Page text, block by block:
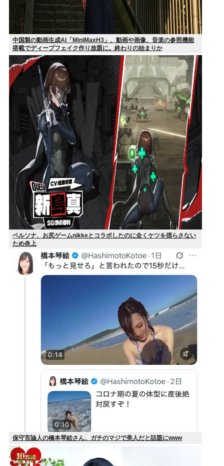
中国製の動画生成AI「MiniMaxH3」、動画や画像、音楽の参照機能
搭載でディープフェイク作り放題に。終わりの始まりか
ペルソナ、お尻ゲームnikkeとコラボしたのに全くケツを揺らさない
ため炎上
保守言論人の橋本琴絵さん、ガチのマジで美人だと話題にwww